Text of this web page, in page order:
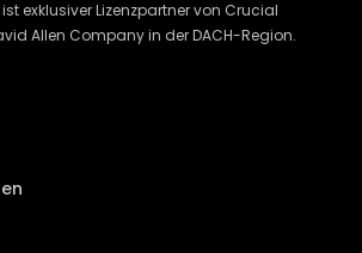
exklusiver Lizenzpartner von Crucial
Allen Company in der DACH-Region.